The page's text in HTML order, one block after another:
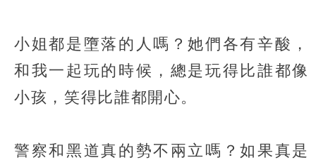
小姐都是墮落的人嗎？她們各有辛酸，
和我一起玩的時候，總是玩得比誰都像
小孩，笑得比誰都開心。
警察和黑道真的勢不兩立嗎？如果真是